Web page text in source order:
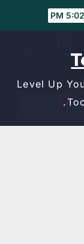
Level Up